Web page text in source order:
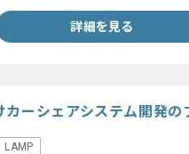
詳細を見る
カーシェアシステム開発
LAMP